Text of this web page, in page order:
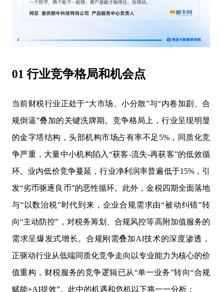
01 行业竞争格局和机会点
当前财税行业正处于“大市场、小分散”与“内卷加剧、合
规倒逼”叠加的关键洗牌期。竞争格局上，行业呈现明显
的金字塔结构，头部机构市场占有率不足5%，同质化竞
争严重，大量中小机构陷入“获客-流失-再获客”的低效循
环。业内低价竞争蔓延，行业净利润率普遍低于15%，引
发“劣币驱逐良币”的恶性循环。此外，金税四期全面落地
与“以数治税”时代到来，企业合规需求由“被动纠错”转
向“主动防控”，对税务筹划、合规风控等高附加值服务的
需求呈爆发式增长。合规刚需叠加AI技术的深度渗透，
正驱动行业从低端同质化竞争走向以专业能力为核心的价
值重构，财税服务的竞争逻辑已从“单一业务”转向“合规
赋能+AI提效”。此中的机遇和危机以下将一一分析：